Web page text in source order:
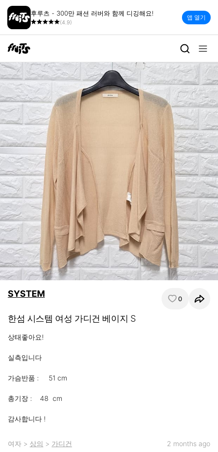
후루츠 - 300만 패션 러버와 함께 디깅해요!
(4.9)
앱 열기
SYSTEM 0
한섬 시스템 여성 가디건 베이지 S
상태좋아요!
실측입니다
가슴반품 :     51 cm
총기장 :    48  cm
감사합니다 !
여자 > 상의 > 가디건 2 months ago